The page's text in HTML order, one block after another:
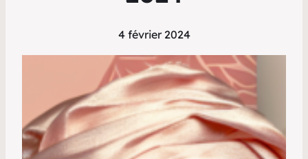
4 février 2024